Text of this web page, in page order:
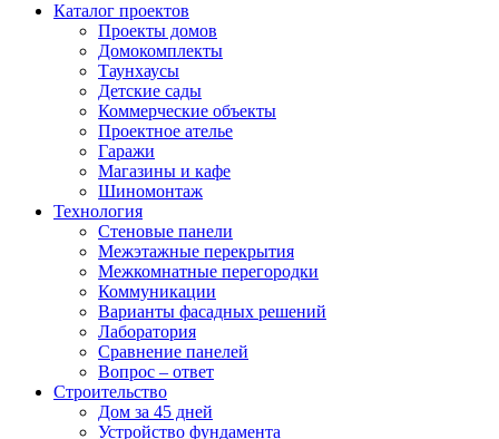
Каталог проектов
Проекты домов
Домокомплекты
Таунхаусы
Детские сады
Коммерческие объекты
Проектное ателье
Гаражи
Магазины и кафе
Шиномонтаж
Технология
Стеновые панели
Межэтажные перекрытия
Межкомнатные перегородки
Коммуникации
Варианты фасадных решений
Лаборатория
Сравнение панелей
Вопрос – ответ
Строительство
Дом за 45 дней
Устройство фундамента